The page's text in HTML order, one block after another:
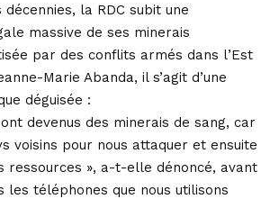
décennies, la RDC subit une
massive de ses minerais
par des conflits armés dans l’Est
Marie Abanda, il s’agit d’une
déguisée :
devenus des minerais de sang, car
voisins pour nous attaquer et ensuite
ressources », a-t-elle dénoncé, avant
les téléphones que nous utilisons